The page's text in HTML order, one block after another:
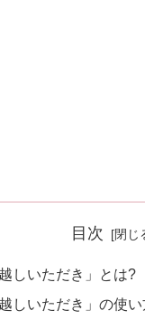
目次
しいただき」とは?
しいただき」の使